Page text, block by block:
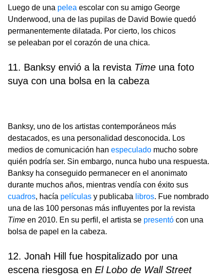
Luego de una pelea escolar con su amigo George
Underwood, una de las pupilas de David Bowie quedó
permanentemente dilatada. Por cierto, los chicos
se peleaban por el corazón de una chica.
11. Banksy envió a la revista Time una foto
suya con una bolsa en la cabeza
Banksy, uno de los artistas contemporáneos más
destacados, es una personalidad desconocida. Los
medios de comunicación han especulado mucho sobre
quién podría ser. Sin embargo, nunca hubo una respuesta.
Banksy ha conseguido permanecer en el anonimato
durante muchos años, mientras vendía con éxito sus
cuadros, hacía películas y publicaba libros. Fue nombrado
una de las 100 personas más influyentes por la revista
Time en 2010. En su perfil, el artista se presentó con una
bolsa de papel en la cabeza.
12. Jonah Hill fue hospitalizado por una
escena riesgosa en El Lobo de Wall Street